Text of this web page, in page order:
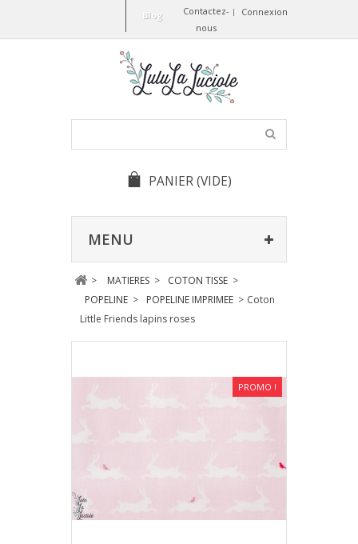
Connexion
Contactez-
nous
Blog
PANIER(VIDE)
MENU
> MATIERES > COTON TISSE >
POPELINE > POPELINE IMPRIMEE > Coton
Little Friends lapins roses
PROMO !